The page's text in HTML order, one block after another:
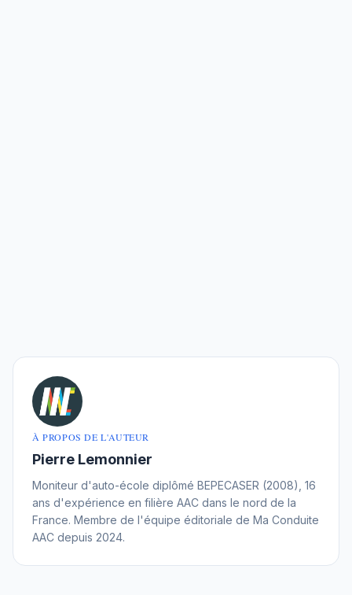
À PROPOS DE L'AUTEUR
Pierre Lemonnier
Moniteur d'auto-école diplômé BEPECASER (2008), 16
ans d'expérience en filière AAC dans le nord de la
France. Membre de l'équipe éditoriale de Ma Conduite
AAC depuis 2024.